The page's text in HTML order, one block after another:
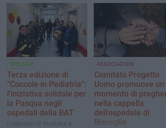
SPECIALE
Terza edizione di
“Coccole in Pediatria”:
l'iniziativa solidale per
la Pasqua negli
ospedali della BAT
I volontari di WorkAut e
ASSOCIAZIONI
Comitato Progetto
Uomo promuove un
momento di
nella cappella
dell'ospedale di
Bisceglie